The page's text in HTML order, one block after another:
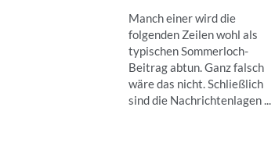
Manch einer wird die
folgenden Zeilen wohl als
typischen Sommerloch-
Beitrag abtun. Ganz falsch
wäre das nicht. Schließlich
sind die Nachrichtenlagen ...